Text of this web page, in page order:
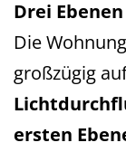
Drei
Die
großzügig
ersten